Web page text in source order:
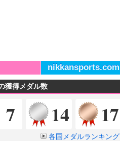
nikkansports.com
獲得メダル数
金メダル
7 銀メダル
14 17
各国メダルランキング